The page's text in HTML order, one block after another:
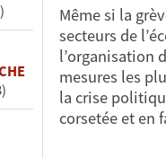
Même si la
secteurs de
l’organisation
mesures les
la crise
corsetée et en